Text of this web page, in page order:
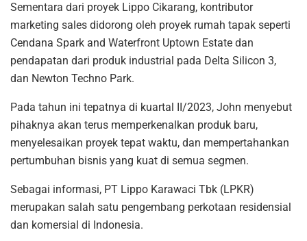
Sementara dari proyek Lippo Cikarang, kontributor
marketing sales didorong oleh proyek rumah tapak seperti
Cendana Spark and Waterfront Uptown Estate dan
pendapatan dari produk industrial pada Delta Silicon 3,
dan Newton Techno Park.
Pada tahun ini tepatnya di kuartal II/2023, John menyebut
pihaknya akan terus memperkenalkan produk baru,
menyelesaikan proyek tepat waktu, dan mempertahankan
pertumbuhan bisnis yang kuat di semua segmen.
Sebagai informasi, PT Lippo Karawaci Tbk (LPKR)
merupakan salah satu pengembang perkotaan residensial
dan komersial di Indonesia.